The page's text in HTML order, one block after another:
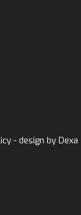
- design by Dexa